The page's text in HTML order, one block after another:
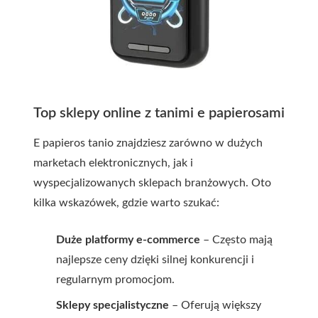
Top sklepy online z tanimi e papierosami
E papieros tanio znajdziesz zarówno w dużych
marketach elektronicznych, jak i
wyspecjalizowanych sklepach branżowych. Oto
kilka wskazówek, gdzie warto szukać:
Duże platformy e-commerce – Często mają
najlepsze ceny dzięki silnej konkurencji i
regularnym promocjom.
Sklepy specjalistyczne – Oferują większy